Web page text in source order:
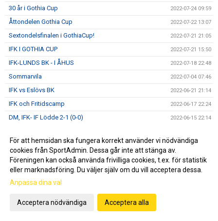
30 år i Gothia Cup 2022-07-24 09:59
Åttondelen Gothia Cup 2022-07-22 13:07
Sextondelsfinalen i GothiaCup! 2022-07-21 21:05
IFK I GOTHIA CUP 2022-07-21 15:50
IFK-LUNDS BK - I ÅHUS 2022-07-18 22:48
Sommarvila 2022-07-04 07:46
IFK vs Eslövs BK 2022-06-21 21:14
IFK och Fritidscamp 2022-06-17 22:24
DM, IFK- IF Lödde 2-1 (0-0) 2022-06-15 22:14
IFK vs Ariana FC 2022-06-01 22:07
IFK vs FBK Balkan 2022-05-23 14:22
Föreläsning om machokultur 2022-05-21 12:30
5 GULSVARTA MÅL I GRÖN TRÖJA
IFK vs Nosaby IF
För att hemsidan ska fungera korrekt använder vi nödvändiga
cookies från SportAdmin. Dessa går inte att stänga av.
Föreningen kan också använda frivilliga cookies, t.ex. för statistik
eller marknadsföring. Du väljer själv om du vill acceptera dessa.
Anpassa dina val
Acceptera nödvändiga Acceptera alla